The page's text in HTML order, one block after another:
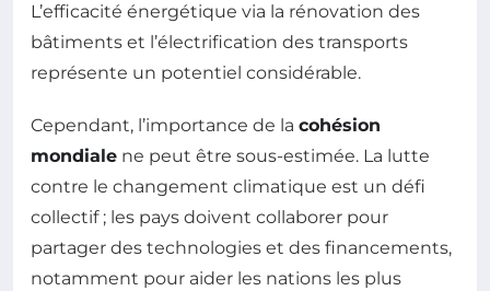
L’efficacité énergétique via la rénovation des
bâtiments et l’électrification des transports
représente un potentiel considérable.
Cependant, l’importance de la cohésion
mondiale ne peut être sous-estimée. La lutte
contre le changement climatique est un défi
collectif ; les pays doivent collaborer pour
partager des technologies et des financements,
notamment pour aider les nations les plus